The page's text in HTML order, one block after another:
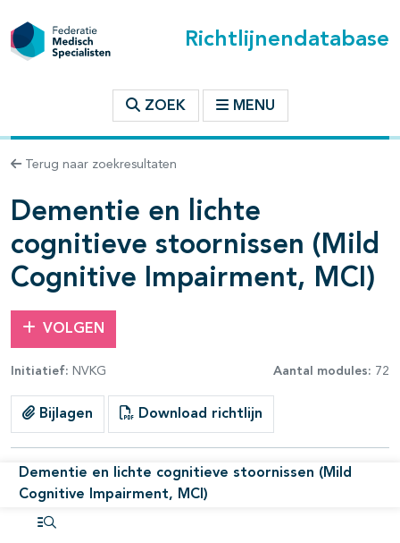
Richtlijnendatabase
ZOEK MENU
Terug naar zoekresultaten
Dementie en lichte
cognitieve stoornissen (Mild
Cognitive Impairment, MCI)
VOLGEN
Initiatief: NVKG Aantal modules: 72
Bijlagen Download richtlijn
Dementie en lichte cognitieve stoornissen (Mild
Cognitive Impairment, MCI)
openklappen